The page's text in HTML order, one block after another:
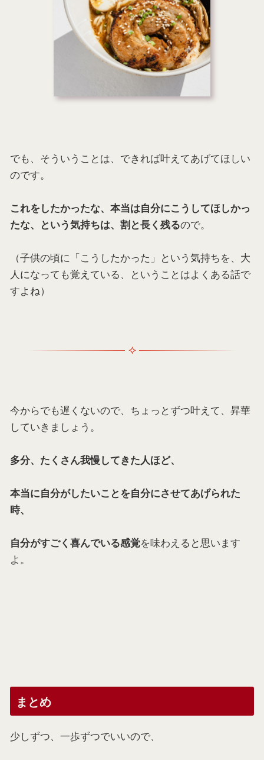
でも、そういうことは、できれば叶えてあげてほしい
のです。
これをしたかったな、本当は自分にこうしてほしかっ
たな、という気持ちは、割と長く残るので。
（子供の頃に「こうしたかった」という気持ちを、大
人になっても覚えている、ということはよくある話で
すよね）
今からでも遅くないので、ちょっとずつ叶えて、昇華
していきましょう。
多分、たくさん我慢してきた人ほど、
本当に自分がしたいことを自分にさせてあげられた
時、
自分がすごく喜んでいる感覚を味わえると思います
よ。
まとめ
少しずつ、一歩ずつでいいので、